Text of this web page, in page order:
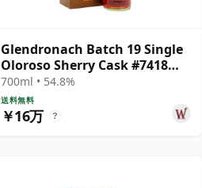
Glendronach Batch 19 Single
Oloroso Sherry Cask #7418
1992 28年
700ml • 54.8%
送料無料
￥16万 ?